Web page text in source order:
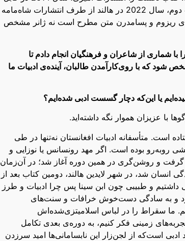
نشر کرده و کتاب دوم را انجمن قلم، سال 2020 نیز در کابل نشر کرده و کتاب دوم، سال 2022 در هالند از طرف انتشارات شاه‌مامه
ریزوم و پسامدرن متن مطرح است نه ژانر مشخص
شماری از شاعران و فرهنگیان انجام دادم تا
شود که با روی‌کارآمدن طالبان، آینده‌ی ادبیات ما
یا این‌که دچار گسست ادبی شده‌ایم؟
با عزیزان هموار نگه داشته‌اید.
است. متأسفانه ادبیات افغانستان نه‌تنها در طی
بوده است. اگر مهد رونسانس یا نوزایی و
گرفت و روشن‌گری در همین دوره آغاز شد؛ در آن‌زمان
انسان شد، در شهر لایدین هالند، دومین کتاب بعد از
و طبیبی چون ابن سینا پس چرا ادبیات و طرز
و به سادگی دست‌خوش خرافات و سنت‌های
ما سقراط را در لباس اسلامیتزی‌شده‌اش
زمینی فکر کنیم، به دوره‌ی بعدی تکامل
است‌که از لجن‌زار این نابسامانی‌ها امید سرزدن